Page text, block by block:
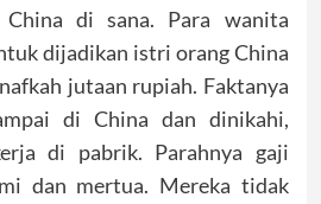
di sana. Para wanita
dijadikan istri orang China
jutaan rupiah. Faktanya
di China dan dinikahi,
di pabrik. Parahnya gaji
dan mertua. Mereka tidak